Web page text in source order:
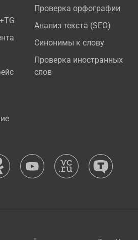
Проверка орфографии
Анализ текста (SEO)
Синонимы к слову
Проверка иностранных
слов